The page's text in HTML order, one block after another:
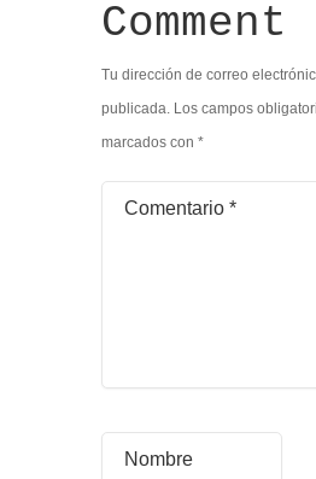
Comment
Tu dirección de correo
publicada. Los campos
marcados con *